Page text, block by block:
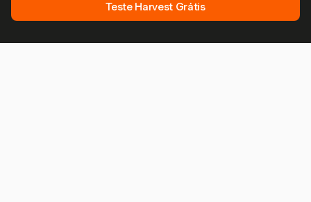
Teste Harvest Grátis